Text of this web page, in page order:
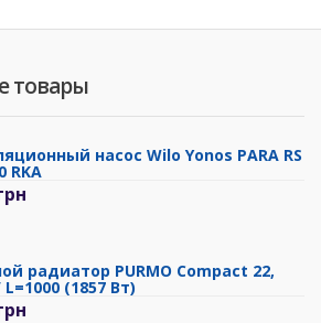
товары
насос Wilo Yonos PARA RS
RKA
радиатор PURMO Compact 22,
L=1000 (1857 Вт)